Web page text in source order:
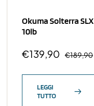
Okuma Solterra SLX
10lb
€189,90
€139,90
LEGGI
TUTTO